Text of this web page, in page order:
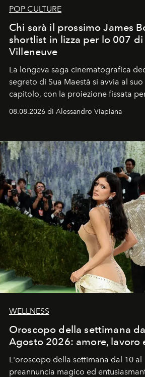
POP CULTURE
Chi sarà il prossimo James
shortlist in lizza per lo 007 di
Villeneuve
La longeva saga cinematografica
segreto di Sua Maestà si avvia al
capitolo, con la proiezione fissata
Craig, però, regna ancora il più
08.08.2026 di Alessandro Viapiana
WELLNESS
Oroscopo della settimana
Agosto 2026: amore, lavoro
L'oroscopo della settimana dal 10 al
preannuncia magico ed